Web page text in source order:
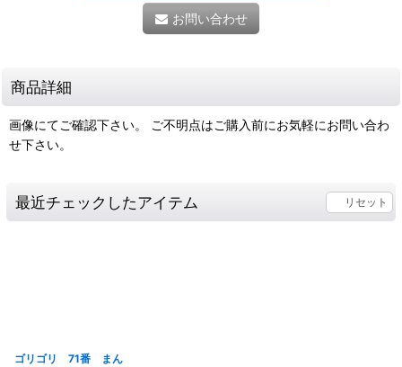
お問い合わせ
商品詳細
画像にてご確認下さい。 ご不明点はご購入前にお気軽にお問い合わ
せ下さい。
最近チェックしたアイテム リセット
ゴリゴリ 71番 まん